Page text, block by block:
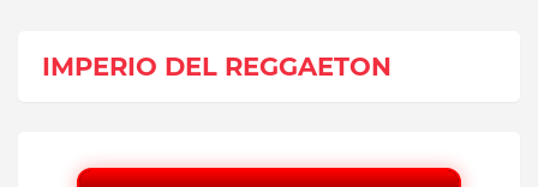
IMPERIO DEL REGGAETON